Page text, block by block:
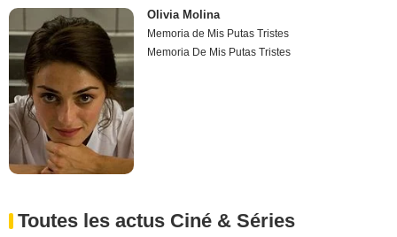
Olivia Molina
Memoria de Mis Putas Tristes
Memoria De Mis Putas Tristes
Toutes les actus Ciné & Séries